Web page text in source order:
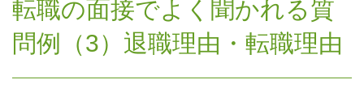
転職の面接でよく聞かれる質
問例（3）退職理由・転職理由